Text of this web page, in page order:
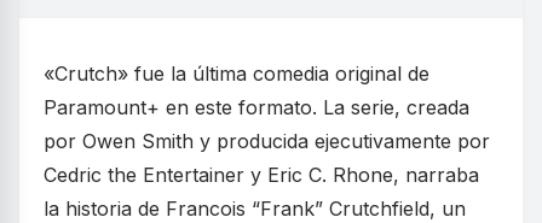
«Crutch» fue la última comedia original de
Paramount+ en este formato. La serie, creada
por Owen Smith y producida ejecutivamente por
Cedric the Entertainer y Eric C. Rhone, narraba
la historia de Francois “Frank” Crutchfield, un